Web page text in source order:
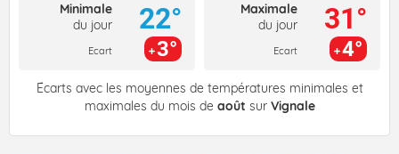
Minimale
du jour
Ecart
22°
3°
Maximale
du jour
Ecart
31°
4°
Écarts avec les moyennes de températures minimales et
maximales du mois de août sur Vignale